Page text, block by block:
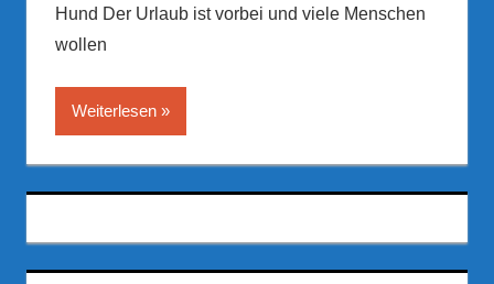
Hund Der Urlaub ist vorbei und viele Menschen
wollen
Weiterlesen